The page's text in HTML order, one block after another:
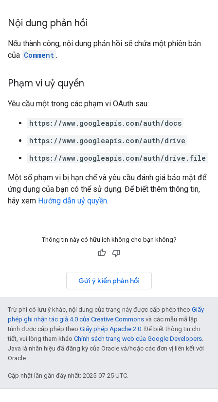
Nội dung phản hồi
Nếu thành công, nội dung phản hồi sẽ chứa một phiên bản
của Comment .
Phạm vi uỷ quyền
Yêu cầu một trong các phạm vi OAuth sau:
https://www.googleapis.com/auth/docs
https://www.googleapis.com/auth/drive
https://www.googleapis.com/auth/drive.file
Một số phạm vi bị hạn chế và yêu cầu đánh giá bảo mật để
ứng dụng của bạn có thể sử dụng. Để biết thêm thông tin,
hãy xem Hướng dẫn uỷ quyền.
Thông tin này có hữu ích không cho bạn không?
Gửi ý kiến phản hồi
Trừ phi có lưu ý khác, nội dung của trang này được cấp phép theo Giấy
phép ghi nhận tác giả 4.0 của Creative Commons và các mẫu mã lập
trình được cấp phép theo Giấy phép Apache 2.0. Để biết thông tin chi
tiết, vui lòng tham khảo Chính sách trang web của Google Developers.
Java là nhãn hiệu đã đăng ký của Oracle và/hoặc các đơn vị liên kết với
Oracle.
Cập nhật lần gần đây nhất: 2025-07-25 UTC.